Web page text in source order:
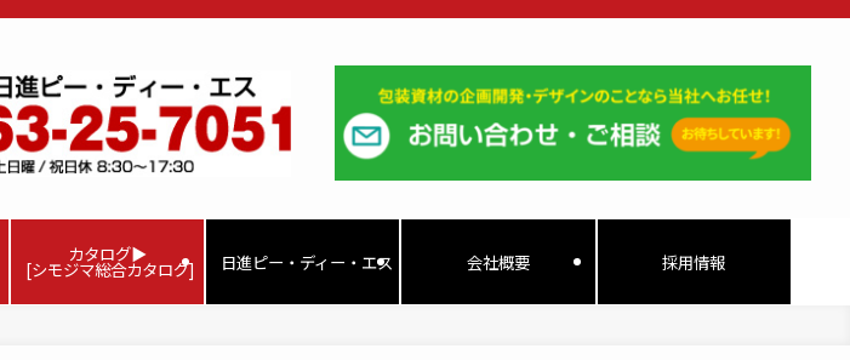
カタログ▶
[シモジマ総合カタログ] 日進ピー・ディー・エス 会社概要 採用情報